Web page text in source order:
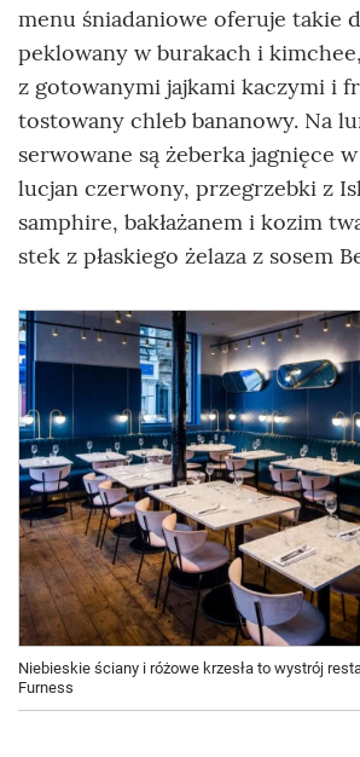
menu śniadaniowe oferuje takie
peklowany w burakach i
z gotowanymi jajkami kaczymi i
tostowany chleb bananowy. Na
serwowane są żeberka jagnięce
lucjan czerwony, przegrzebki z
samphire, bakłażanem i kozim
stek z płaskiego żelaza z sosem
Niebieskie ściany i różowe krzesła to wystrój
Furness